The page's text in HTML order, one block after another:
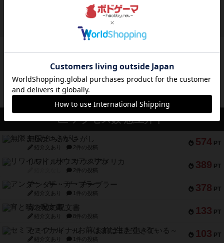
まぁ面白かった‼️よくテレビとかのバラエティなん
かで、お題がわからずに...
約16時間前by みいやん
アクセス数 急上昇中
574 PT
無限まちがいさがし
紹介文あり 2件の投稿
389 PT
リワイルド：サウスアメリカ
2件の投稿
378 PT
アンダー・ザ・テーブラー
紹介文あり 1件の投稿
133 PT
宵と暁の呪文書
紹介文あり 8件の投稿
103 PT
セミファイナル ～お前はまだ生きている～
紹介文あり 1件の投稿